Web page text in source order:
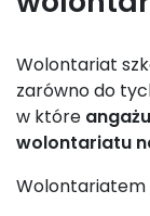
Wolontariat
zarówno do
w które
wolontariatu
Wolontariatem